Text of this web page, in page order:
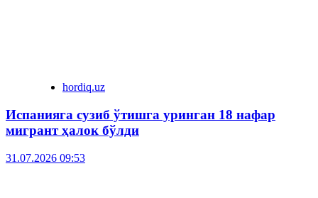
hordiq.uz
Испанияга сузиб ўтишга уринган 18 нафар
мигрант ҳалок бўлди
31.07.2026 09:53